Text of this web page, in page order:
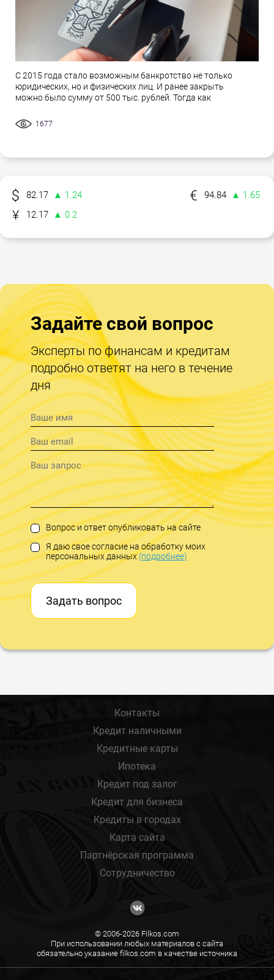
С 2015 года стало возможным банкротство не только
юридических, но и физических лиц. И ранее закрыть
можно было сумму от 500 тыс. рублей. Тогда как
1677
82.17 ▲ 1.24 94.84
▲ 1.65
12.17
▲ 0.2
Задайте свой вопрос
Эксперты по финансам и кредитам
подробно ответят на него в течение
дня
Вопрос и ответ опубликовать на сайте
Я даю свое согласие на обработку моих
персональных данных(подробнее)
Задать вопрос
Контакты
Кредит наличными
Кредитные карты
Ипотека
Кредит под залог
Кредит для бизнеса
Кредиты в городах
Карта сайта
Партнёрская программа
Сотрудничество
© 2006-2026 Filkos.com
При использовании любых материалов с сайта
обязательно указание filkos.com в качестве источника